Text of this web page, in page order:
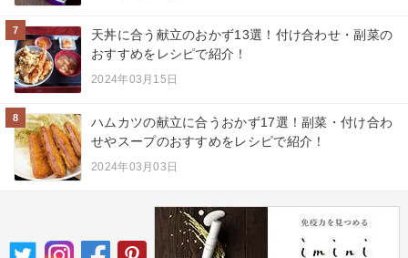
7
天丼に合う献立のおかず13選！付け合わせ・副菜の
おすすめをレシピで紹介！
2024年03月15日
8
ハムカツの献立に合うおかず17選！副菜・付け合わ
せやスープのおすすめをレシピで紹介！
2024年03月03日